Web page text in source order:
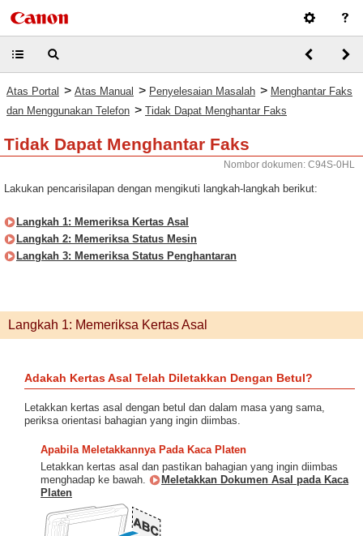
Atas Portal > Atas Manual > Penyelesaian Masalah > Menghantar Faks
dan Menggunakan Telefon > Tidak Dapat Menghantar Faks
Tidak Dapat Menghantar Faks
Nombor dokumen: C94S-0HL
Lakukan pencarisilapan dengan mengikuti langkah-langkah berikut:
Langkah 1: Memeriksa Kertas Asal
Langkah 2: Memeriksa Status Mesin
Langkah 3: Memeriksa Status Penghantaran
Langkah 1: Memeriksa Kertas Asal
Adakah Kertas Asal Telah Diletakkan Dengan Betul?
Letakkan kertas asal dengan betul dan dalam masa yang sama,
periksa orientasi bahagian yang ingin diimbas.
Apabila Meletakkannya Pada Kaca Platen
Letakkan kertas asal dan pastikan bahagian yang ingin diimbas
menghadap ke bawah.
Meletakkan Dokumen Asal pada Kaca
Platen